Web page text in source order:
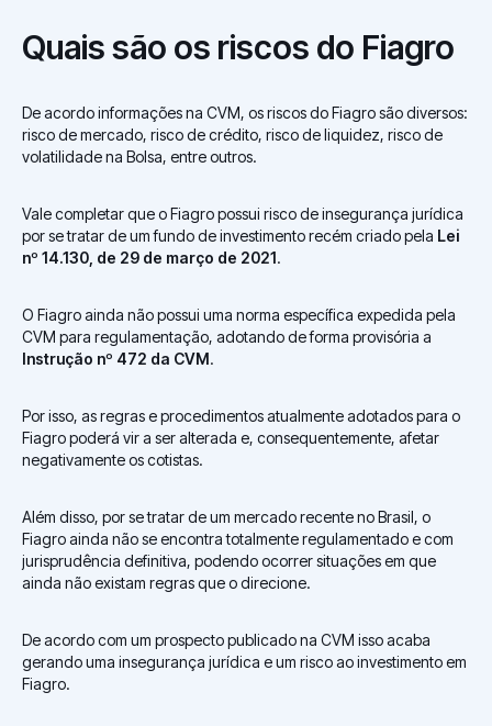
Quais são os riscos do Fiagro
De acordo informações na CVM, os riscos do Fiagro são diversos:
risco de mercado, risco de crédito, risco de liquidez, risco de
volatilidade na Bolsa, entre outros.
Vale completar que o Fiagro possui risco de insegurança jurídica
por se tratar de um fundo de investimento recém criado pela Lei
nº 14.130, de 29 de março de 2021.
O Fiagro ainda não possui uma norma específica expedida pela
CVM para regulamentação, adotando de forma provisória a
Instrução nº 472 da CVM.
Por isso, as regras e procedimentos atualmente adotados para o
Fiagro poderá vir a ser alterada e, consequentemente, afetar
negativamente os cotistas.
Além disso, por se tratar de um mercado recente no Brasil, o
Fiagro ainda não se encontra totalmente regulamentado e com
jurisprudência definitiva, podendo ocorrer situações em que
ainda não existam regras que o direcione.
De acordo com um prospecto publicado na CVM isso acaba
gerando uma insegurança jurídica e um risco ao investimento em
Fiagro.